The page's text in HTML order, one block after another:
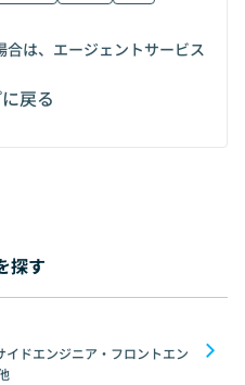
は、エージェントサービス
戻る
探す
ドエンジニア・フロントエン